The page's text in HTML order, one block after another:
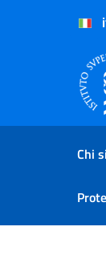
Salta al
Salta al
Chi